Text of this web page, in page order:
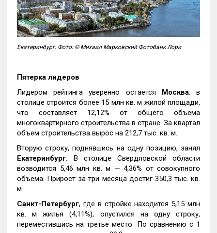
Екатеринбург. Фото: © Михаил Марковский Фотобанк Лори
Пятерка лидеров
Лидером рейтинга уверенно остается Москва: в
столице строится более 15 млн кв. м жилой площади,
что составляет 12,12% от общего объема
многоквартирного строительства в стране. За квартал
объем строительства вырос на 212,7 тыс. кв. м.
Вторую строку, поднявшись на одну позицию, занял
Екатеринбург. В столице Свердловской области
возводится 5,46 млн кв. м — 4,36% от совокупного
объема. Прирост за три месяца достиг 350,3 тыс. кв.
м.
Санкт-Петербург, где в стройке находится 5,15 млн
кв. м жилья (4,11%), опустился на одну строку,
переместившись на третье место. По сравнению с 1